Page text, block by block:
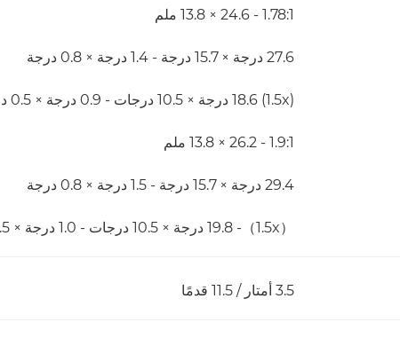
1.78:1 - 24.6 × 13.8 ملم
27.6 درجة × 15.7 درجة - 1.4 درجة × 0.8 درجة
(1.5x) ‏18.6 درجة × 10.5 درجات - 0.9 درجة × 0.5 درجة
1.9:1 - 26.2 × 13.8 ملم
29.4 درجة × 15.7 درجة - 1.5 درجة × 0.8 درجة
（1.5x）‏- 19.8 درجة × 10.5 درجات - 1.0 درجة × 0.5 درجة
3.5 أمتار / 11.5 قدمًا